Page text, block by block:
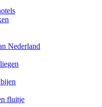
Nederland
fluitje